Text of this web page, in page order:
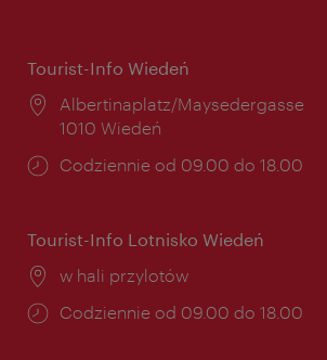
Tourist-Info Wiedeń
Miejsce:
Albertinaplatz/Maysedergasse
1010 Wiedeń
Godziny
Codziennie od 09.00 do 18.00
Tourist-Info Lotnisko Wiedeń
Miejsce:
w hali przylotów
Godziny
Codziennie od 09.00 do 18.00